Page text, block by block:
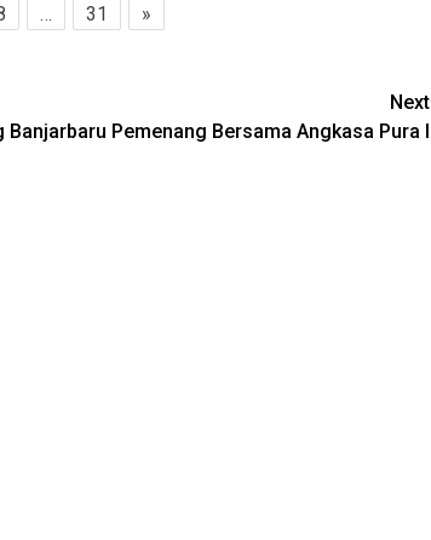
… 31
»
Next
Banjarbaru Pemenang Bersama Angkasa Pura I